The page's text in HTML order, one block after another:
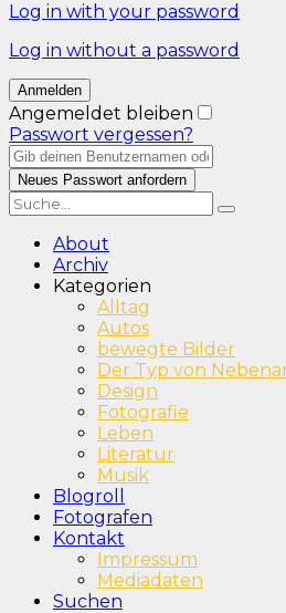
Log in with your password
Log in without a password
Angemeldet bleiben
Passwort vergessen?
About
Archiv
Kategorien
Alltag
Autos
bewegte Bilder
Der Typ von
Design
Fotografie
Leben
Literatur
Musik
Blogroll
Fotografen
Kontakt
Impressum
Mediadaten
Suchen